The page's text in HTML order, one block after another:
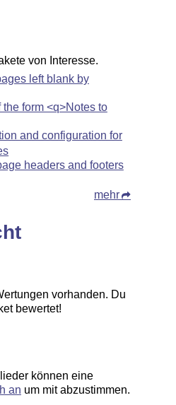
von Interesse.
left blank by
form <q>Notes to
and configuration for
headers and footers
mehr
vorhanden. Du
bewertet!
können eine
an um mit abzustimmen.